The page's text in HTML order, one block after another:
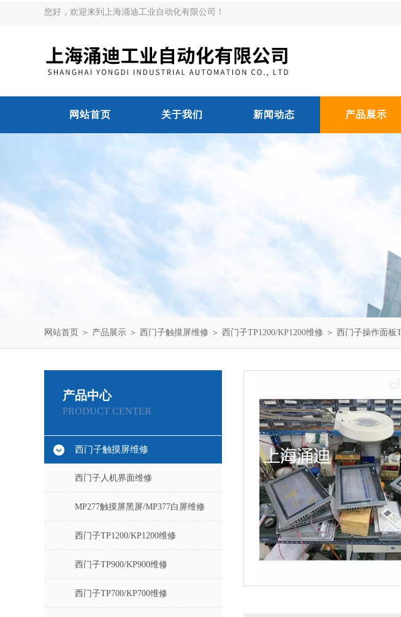
您好，欢迎来到上海涌迪工业自动化有限公司！
网站首页 关于我们 新闻动态 产品展示
网站首页 ＞ 产品展示 ＞ 西门子触摸屏维修 ＞ 西门子TP1200/KP1200维修 ＞ 西门子操作面板
产品中心
PRODUCT CENTER
西门子触摸屏维修
西门子人机界面维修
MP277触摸屏黑屏/MP377白屏维修
西门子TP1200/KP1200维修
西门子TP900/KP900维修
西门子TP700/KP700维修